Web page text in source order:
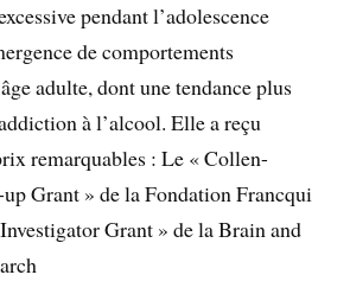
pendant l’adolescence
de comportements
adulte, dont une tendance plus
à l’alcool. Elle a reçu
remarquables : Le « Collen-
Grant » de la Fondation Francqui
Grant » de la Brain and